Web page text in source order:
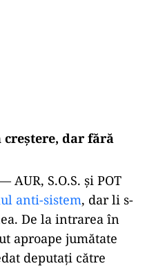
creștere, dar fără
S.O.S. și POT
anti-sistem, dar li s-
De la intrarea în
aproape jumătate
deputați către